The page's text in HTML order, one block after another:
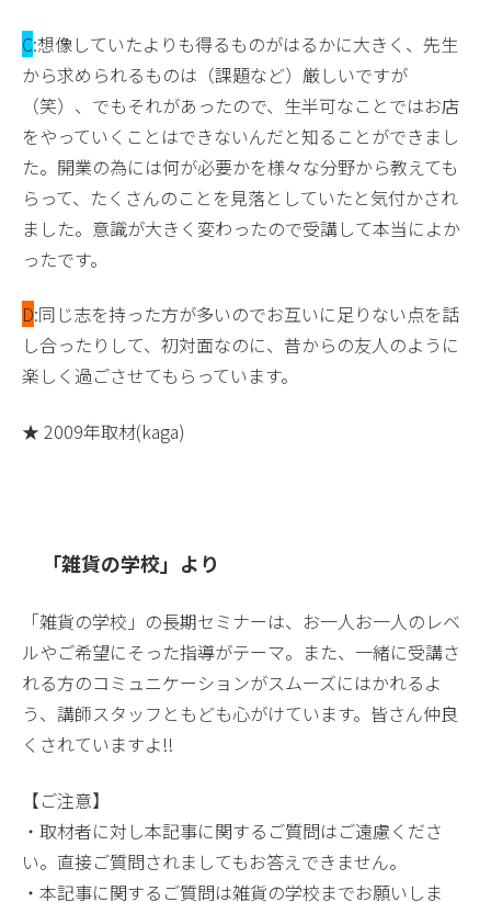
C:想像していたよりも得るものがはるかに大きく、先生
から求められるものは（課題など）厳しいですが
（笑）、でもそれがあったので、生半可なことではお店
をやっていくことはできないんだと知ることができまし
た。開業の為には何が必要かを様々な分野から教えても
らって、たくさんのことを見落としていたと気付かされ
ました。意識が大きく変わったので受講して本当によか
ったです。
D:同じ志を持った方が多いのでお互いに足りない点を話
し合ったりして、初対面なのに、昔からの友人のように
楽しく過ごさせてもらっています。
★ 2009年取材(kaga)
「雑貨の学校」より
「雑貨の学校」の長期セミナーは、お一人お一人のレベ
ルやご希望にそった指導がテーマ。また、一緒に受講さ
れる方のコミュニケーションがスムーズにはかれるよ
う、講師スタッフともども心がけています。皆さん仲良
くされていますよ!!
【ご注意】
・取材者に対し本記事に関するご質問はご遠慮くださ
い。直接ご質問されましてもお答えできません。
・本記事に関するご質問は雑貨の学校までお願いしま